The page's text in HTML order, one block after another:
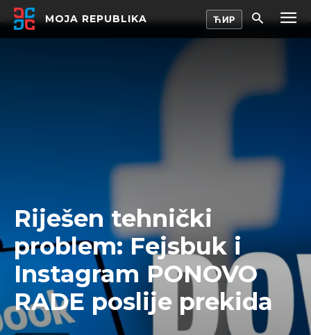
MOJA REPUBLIKA
Riješen tehnički
problem: Fejsbuk i
Instagram PONOVO
RADE poslije prekida